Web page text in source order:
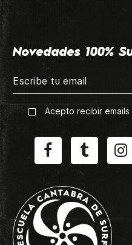
Novedades 100%
Acepto recibir emails